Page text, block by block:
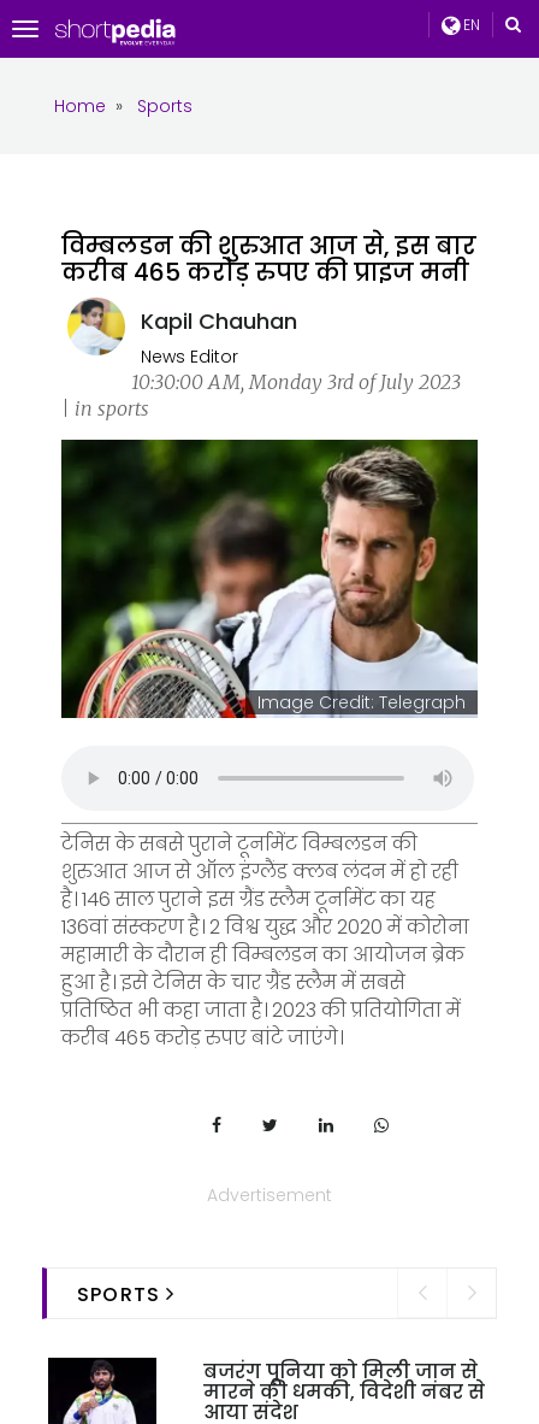
EN
Toggle
navigation
Home » Sports
विम्बलडन की शुरुआत आज से, इस बार
करीब 465 करोड़ रुपए की प्राइज मनी
Kapil Chauhan
News Editor
10:30:00 AM, Monday 3rd of July 2023
| in sports
Image Credit: Telegraph
टेनिस के सबसे पुराने टूर्नामेंट विम्बलडन की
शुरुआत आज से ऑल इंग्लैंड क्लब लंदन में हो रही
है। 146 साल पुराने इस ग्रैंड स्लैम टूर्नामेंट का यह
136वां संस्करण है। 2 विश्व युद्ध और 2020 में कोरोना
महामारी के दौरान ही विम्बलडन का आयोजन ब्रेक
हुआ है। इसे टेनिस के चार ग्रैंड स्लैम में सबसे
प्रतिष्ठित भी कहा जाता है। 2023 की प्रतियोगिता में
करीब 465 करोड़ रुपए बांटे जाएंगे।
Advertisement
SPORTS
बजरंग पूनिया को मिली जान से
मारने की धमकी, विदेशी नंबर से
आया संदेश